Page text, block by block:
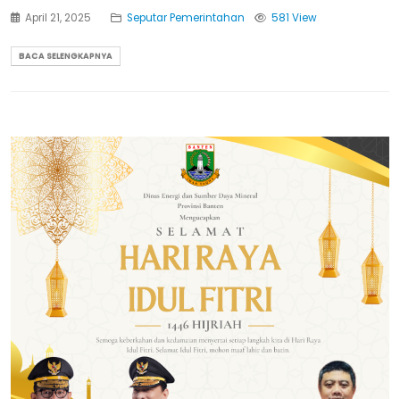
April 21, 2025 Seputar Pemerintahan 581 View
BACA SELENGKAPNYA